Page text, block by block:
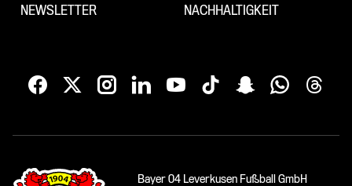
NEWSLETTER
NACHHALTIGKEIT
Bayer 04 Leverkusen Fußball GmbH